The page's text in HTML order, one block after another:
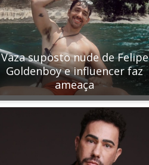
Vaza suposto nude de Felipe
Goldenboy e influencer faz
ameaça